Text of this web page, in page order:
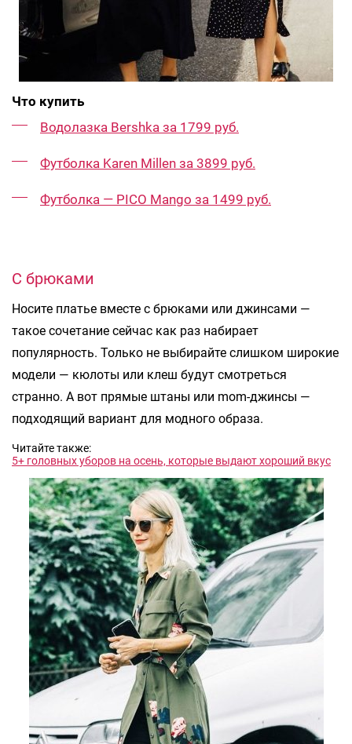
Что купить
Водолазка Bershka за 1799 руб.
Футболка Karen Millen за 3899 руб.
Футболка — PICO Mango за 1499 руб.
С брюками
Носите платье вместе с брюками или джинсами —
такое сочетание сейчас как раз набирает
популярность. Только не выбирайте слишком широкие
модели — кюлоты или клеш будут смотреться
странно. А вот прямые штаны или mom-джинсы —
подходящий вариант для модного образа.
Читайте также:
5+ головных уборов на осень, которые выдают хороший вкус